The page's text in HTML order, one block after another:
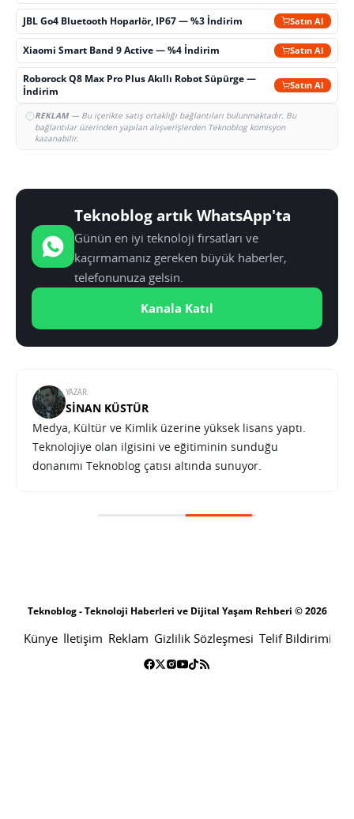
JBL Go4 Bluetooth Hoparlör, IP67 — %3 İndirim Satın Al
Xiaomi Smart Band 9 Active — %4 İndirim Satın Al
Roborock Q8 Max Pro Plus Akıllı Robot Süpürge —
İndirim
Satın Al
REKLAM— Bu içerikte satış ortaklığı bağlantıları bulunmaktadır. Bu
bağlantılar üzerinden yapılan alışverişlerden Teknoblog komisyon
kazanabilir.
Teknoblog artık WhatsApp'ta
Günün en iyi teknoloji fırsatları ve
kaçırmamanız gereken büyük haberler,
telefonunuza gelsin.
Kanala Katıl
YAZAR:
SINAN KÜSTÜR
Medya, Kültür ve Kimlik üzerine yüksek lisans yaptı.
Teknolojiye olan ilgisini ve eğitiminin sunduğu
donanımı Teknoblog çatısı altında sunuyor.
Teknoblog - Teknoloji Haberleri ve Dijital Yaşam Rehberi © 2026
Künye İletişim Reklam Gizlilik Sözleşmesi Telif Bildirimi